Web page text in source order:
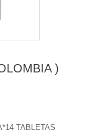
)
TABLETAS